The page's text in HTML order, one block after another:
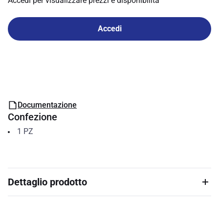
Accedi
Documentazione
Confezione
1 PZ
Dettaglio prodotto